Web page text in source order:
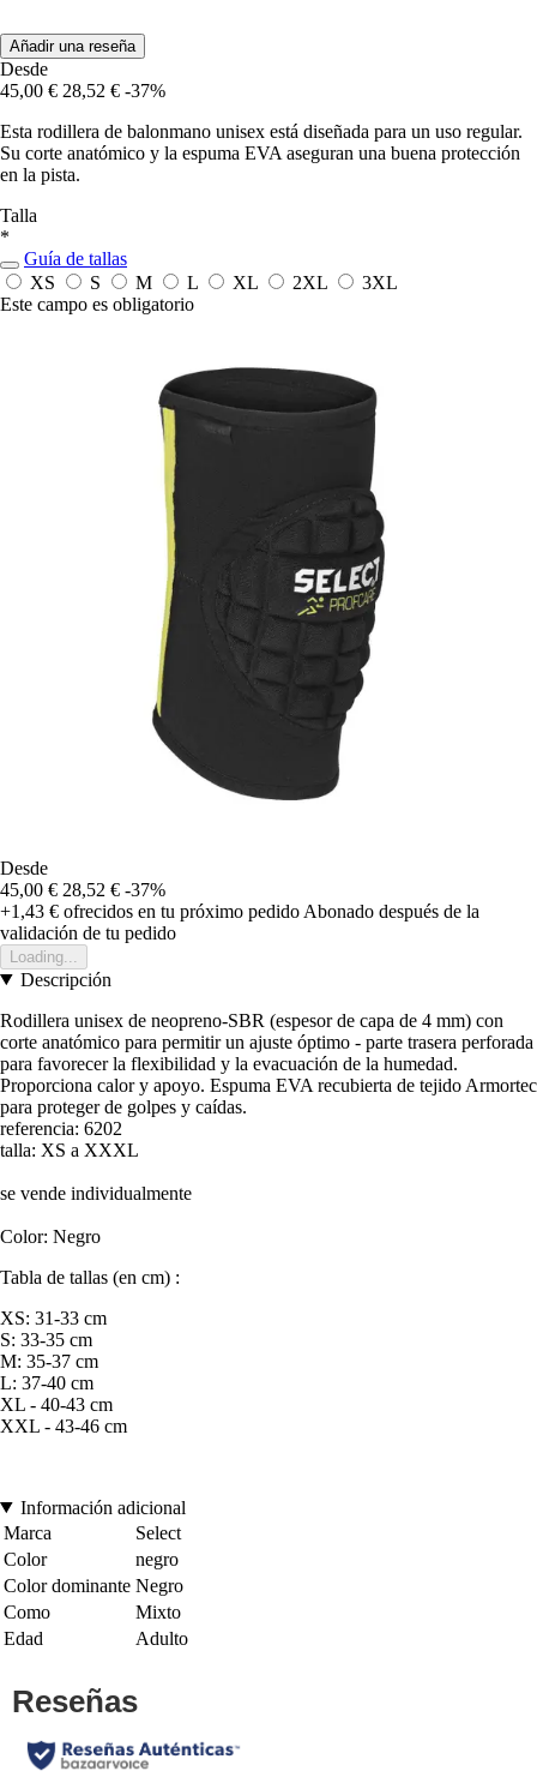
Añadir una reseña
Desde
45,00 € 28,52 € -37%
Esta rodillera de balonmano unisex está diseñada para un uso regular.
Su corte anatómico y la espuma EVA aseguran una buena protección
en la pista.
Talla
*
Guía de tallas
XS
S M L XL 2XL
3XL
Este campo es obligatorio
Desde
45,00 € 28,52 € -37%
+1,43 € ofrecidos en tu próximo pedido Abonado después de la
validación de tu pedido
Loading...
Descripción
Rodillera unisex de neopreno-SBR (espesor de capa de 4 mm) con
corte anatómico para permitir un ajuste óptimo - parte trasera perforada
para favorecer la flexibilidad y la evacuación de la humedad.
Proporciona calor y apoyo. Espuma EVA recubierta de tejido Armortec
para proteger de golpes y caídas.
referencia: 6202
talla: XS a XXXL
se vende individualmente
Color: Negro
Tabla de tallas (en cm) :
XS: 31-33 cm
S: 33-35 cm
M: 35-37 cm
L: 37-40 cm
XL - 40-43 cm
XXL - 43-46 cm
Información adicional
Marca
Select
Color
negro
Color dominante Negro
Como
Mixto
Edad
Adulto